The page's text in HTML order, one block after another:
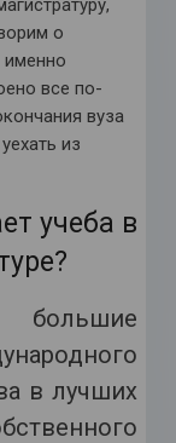
о
именно
все по-
вуза
из
учеба в
большие
в лучших